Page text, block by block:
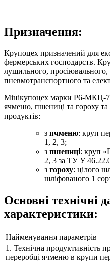
Призначення:
Крупоцех призначений для
фермерських господарств.
лущильного, просіювального,
пневмотранспортного та
Мінікупоцех марки Р6-МКЦ-7
ячменю, пшениці та гороху
продуктів:
з ячменю: круп
1, 2, 3;
з пшениці: круп
2, 3 за ТУ У
з гороху: цілого
шліфованого 1
Основні технічні
характеристики:
Найменування параметрів
1. Технічна продуктивність
переробці ячменю в крупи